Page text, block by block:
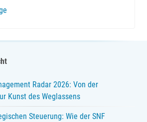
Radar 2026: Von der
Kunst des Weglassens
Steuerung: Wie der SNF